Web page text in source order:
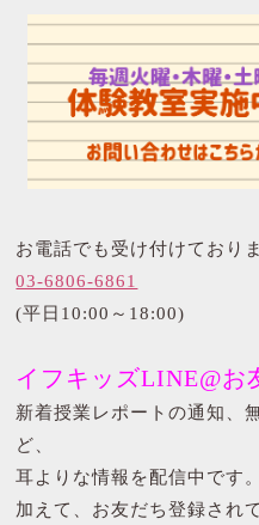
お電話でも受け付けており
03-6806-6861
(平日10:00～18:00)
イフキッズLINE@お
新着授業レポートの通知、
ど、
耳よりな情報を配信中です。
加えて、お友だち登録され